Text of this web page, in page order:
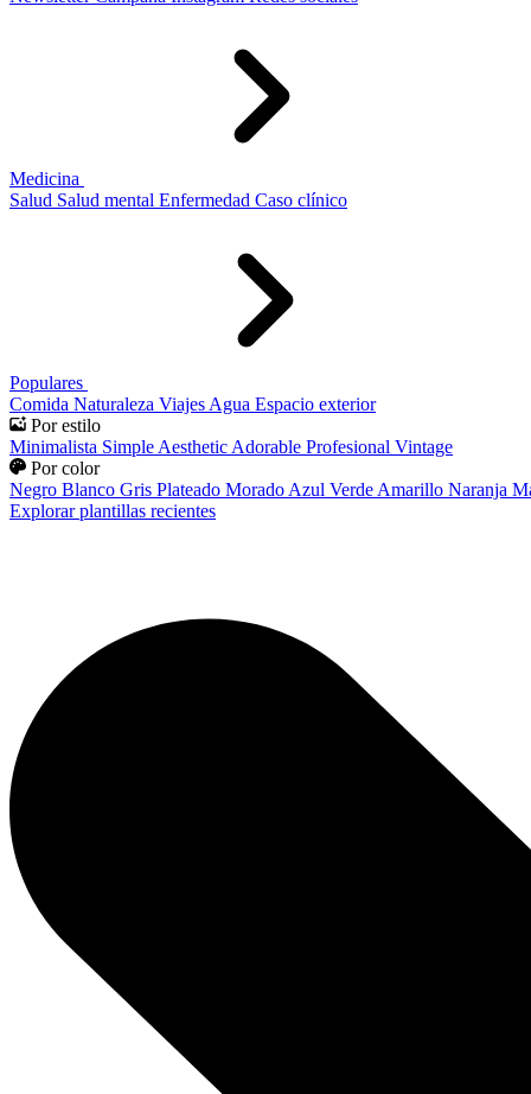
Medicina
Salud Salud mental Enfermedad Caso clínico
Populares
Comida Naturaleza Viajes Agua Espacio exterior
Por estilo
Minimalista Simple Aesthetic Adorable Profesional Vintage
Por color
Negro Blanco Gris Plateado Morado Azul Verde Amarillo Naranja
Explorar plantillas recientes